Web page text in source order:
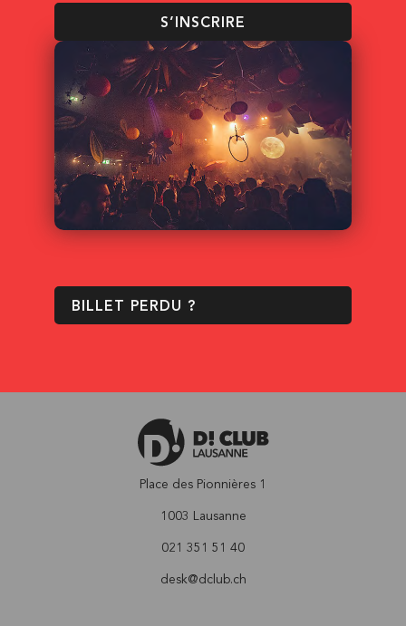
S’INSCRIRE
BILLET PERDU ?
Place des Pionnières 1
1003 Lausanne
021 351 51 40
desk@dclub.ch